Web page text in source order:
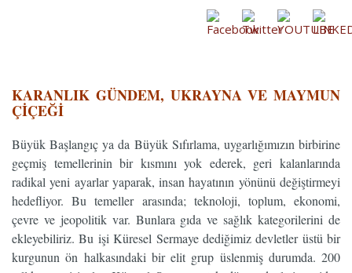
KARANLIK GÜNDEM, UKRAYNA VE MAYMUN
ÇİÇEĞİ
Büyük Başlangıç ya da Büyük Sıfırlama, uygarlığımızın birbirine
geçmiş temellerinin bir kısmını yok ederek, geri kalanlarında
radikal yeni ayarlar yaparak, insan hayatının yönünü değiştirmeyi
hedefliyor. Bu temeller arasında; teknoloji, toplum, ekonomi,
çevre ve jeopolitik var. Bunlara gıda ve sağlık kategorilerini de
ekleyebiliriz. Bu işi Küresel Sermaye dediğimiz devletler üstü bir
kurgunun ön halkasındaki bir elit grup üslenmiş durumda. 200